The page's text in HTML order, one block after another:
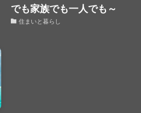
でも家族でも一人でも～
住まいと暮らし